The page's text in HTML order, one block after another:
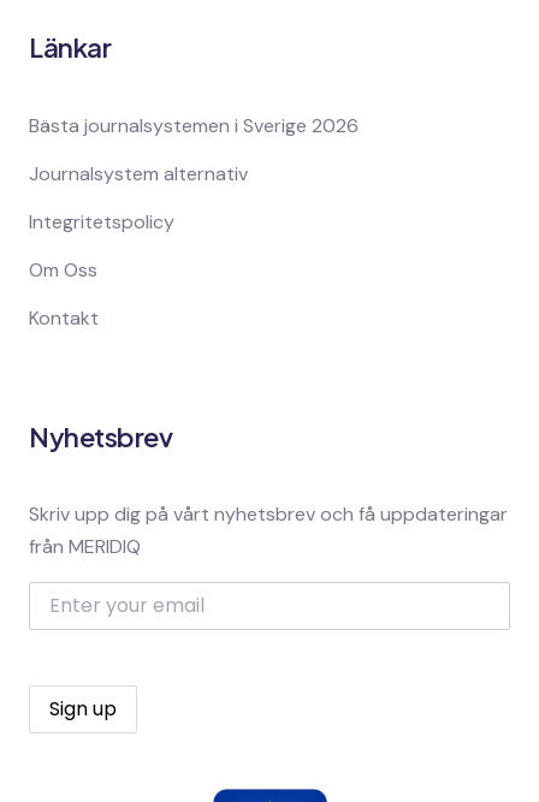
Länkar
Bästa journalsystemen i Sverige 2026
Journalsystem alternativ
Integritetspolicy
Om Oss
Kontakt
Nyhetsbrev
Skriv upp dig på vårt nyhetsbrev och få uppdateringar
från MERIDIQ